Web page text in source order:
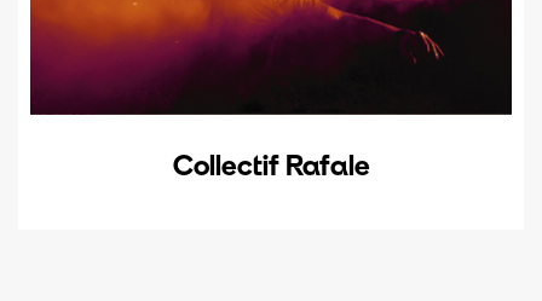
Collectif Rafale